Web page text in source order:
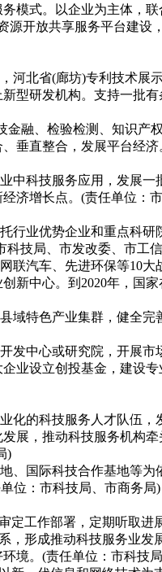
模式。以企业为主体，
开放共享服务平台建设
河北省(廊坊)专利技术展
型研发机构。支持一批
融、检验检测、知识产
垂直整合，发展平台经
中科技服务应用，发展
济增长点。(责任单位：
业优势企业和重点科
科技局、市发改委、市工
汽车、先进环保等10
新中心。到2020年，国
特色产业集群，健全完
发中心或研究院，开展
业设立创投基金，建设
的科技服务人才队伍，
展，推动科技服务机构
)
、国际科技合作基地等
位：市科技局、市商务局)
工作部署，定期听取
形成推动科技服务业发
境。(责任单位：市科技